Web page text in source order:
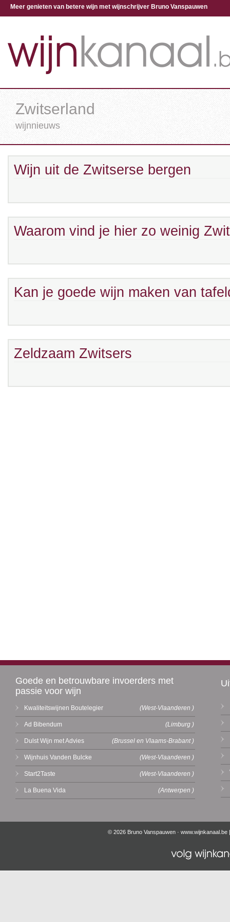
Meer genieten van betere wijn met wijnschrijver Bruno Vanspauwen
Zwitserland
wijnnieuws
Wijn uit de Zwitserse bergen
Waarom vind je hier zo weinig
Kan je goede wijn maken van
Zeldzaam Zwitsers
Goede en betrouwbare invoerders met
passie voor wijn
Kwaliteitswijnen Boutelegier (West-Vlaanderen )
Ad Bibendum (Limburg )
Dulst Wijn met Advies (Brussel en Vlaams-Brabant )
Wijnhuis Vanden Bulcke (West-Vlaanderen )
Start2Taste (West-Vlaanderen )
La Buena Vida (Antwerpen )
© 2026 Bruno Vanspauwen · www.wijnkanaal.be